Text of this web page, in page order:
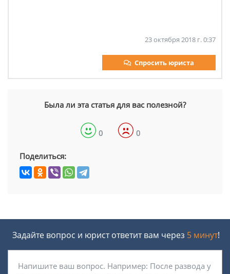
23 октября 2018 г. 0:37
Спросить юриста
Была ли эта статья для вас полезной?
0 0
Поделиться:
Задайте вопрос и юрист ответит вам через 5 минут!